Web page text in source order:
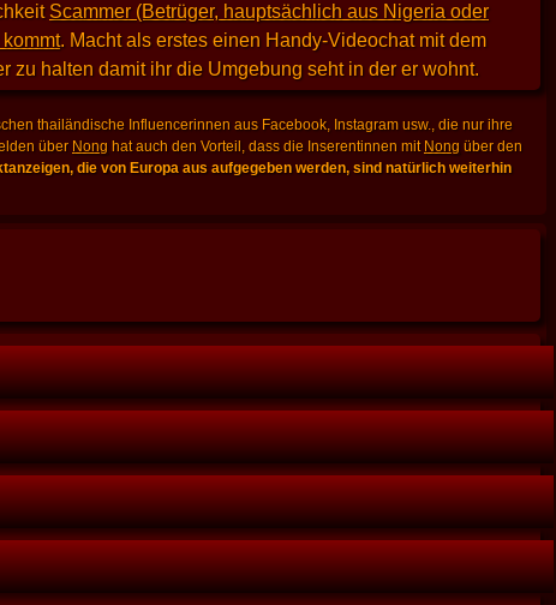
Scammer (Betrüger, hauptsächlich aus Nigeria oder
. Macht als erstes einen Handy-Videochat mit dem
zu halten damit ihr die Umgebung seht in der er wohnt.
thailändische Influencerinnen aus Facebook, Instagram usw., die nur ihre
über Nong hat auch den Vorteil, dass die Inserentinnen mit Nong über den
die von Europa aus aufgegeben werden, sind natürlich weiterhin